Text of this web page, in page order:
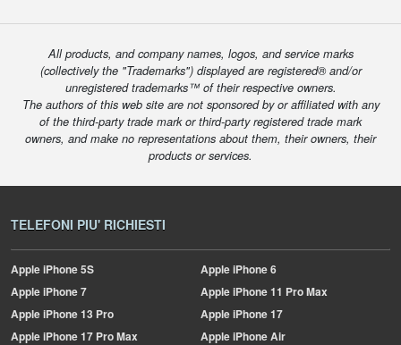
All products, and company names, logos, and service marks
(collectively the "Trademarks") displayed are registered® and/or
unregistered trademarks™ of their respective owners.
The authors of this web site are not sponsored by or affiliated with any
of the third-party trade mark or third-party registered trade mark
owners, and make no representations about them, their owners, their
products or services.
TELEFONI PIU' RICHIESTI
AppleiPhone 5S AppleiPhone 6
AppleiPhone 7 AppleiPhone 11 Pro Max
AppleiPhone 13 Pro AppleiPhone 17
AppleiPhone 17 Pro Max AppleiPhone Air